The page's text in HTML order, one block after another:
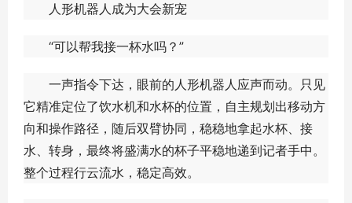
人形机器人成为大会新宠
“可以帮我接一杯水吗？”
一声指令下达，眼前的人形机器人应声而动。只见
它精准定位了饮水机和水杯的位置，自主规划出移动方
向和操作路径，随后双臂协同，稳稳地拿起水杯、接
水、转身，最终将盛满水的杯子平稳地递到记者手中。
整个过程行云流水，稳定高效。